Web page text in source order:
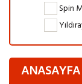
Spin
ANASAYFA